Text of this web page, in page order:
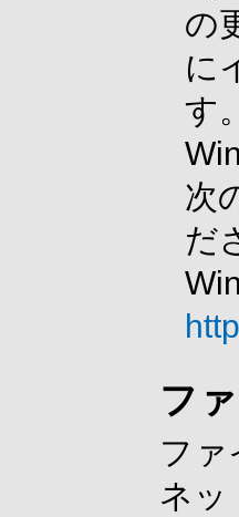
の
に
す
次
だ
フ
ファ
ネッ